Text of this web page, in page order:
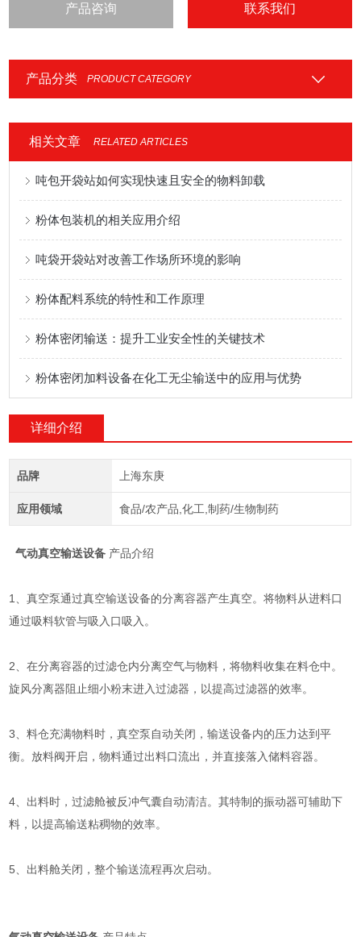
产品咨询 联系我们
产品分类 PRODUCT CATEGORY
相关文章 RELATED ARTICLES
吨包开袋站如何实现快速且安全的物料卸载
粉体包装机的相关应用介绍
吨袋开袋站对改善工作场所环境的影响
粉体配料系统的特性和工作原理
粉体密闭输送：提升工业安全性的关键技术
粉体密闭加料设备在化工无尘输送中的应用与优势
详细介绍
品牌 上海东庚
应用领域 食品/农产品,化工,制药/生物制药
气动真空输送设备 产品介绍
1、真空泵通过真空输送设备的分离容器产生真空。将物料从进料口
通过吸料软管与吸入口吸入。
2、在分离容器的过滤仓内分离空气与物料，将物料收集在料仓中。
旋风分离器阻止细小粉末进入过滤器，以提高过滤器的效率。
3、料仓充满物料时，真空泵自动关闭，输送设备内的压力达到平
衡。放料阀开启，物料通过出料口流出，并直接落入储料容器。
4、出料时，过滤舱被反冲气囊自动清洁。其特制的振动器可辅助下
料，以提高输送粘稠物的效率。
5、出料舱关闭，整个输送流程再次启动。